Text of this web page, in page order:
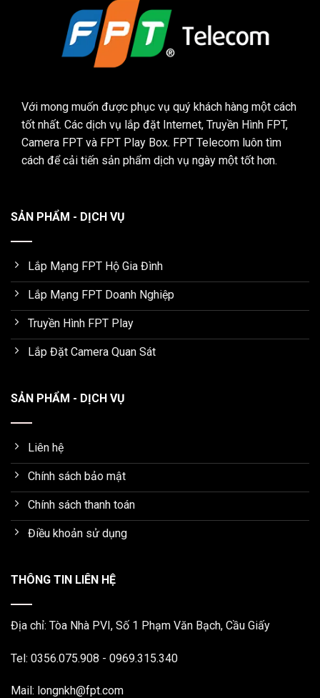
Với mong muốn được phục vụ quý khách hàng một cách
tốt nhất. Các dịch vụ lắp đặt Internet, Truyền Hình FPT,
Camera FPT và FPT Play Box. FPT Telecom luôn tìm
cách để cải tiến sản phẩm dịch vụ ngày một tốt hơn.
SẢN PHẨM - DỊCH VỤ
Lắp Mạng FPT Hộ Gia Đình
Lắp Mạng FPT Doanh Nghiệp
Truyền Hình FPT Play
Lắp Đặt Camera Quan Sát
SẢN PHẨM - DỊCH VỤ
Liên hệ
Chính sách bảo mật
Chính sách thanh toán
Điều khoản sử dụng
THÔNG TIN LIÊN HỆ
Địa chỉ: Tòa Nhà PVI, Số 1 Phạm Văn Bạch, Cầu Giấy
Tel: 0356.075.908 - 0969.315.340
Mail: longnkh@fpt.com